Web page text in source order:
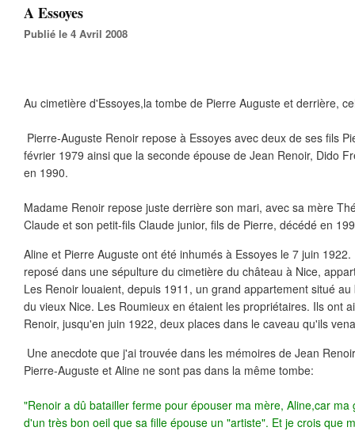
A Essoyes
Publié le 4 Avril 2008
Au cimetière d'Essoyes,la tombe de Pierre Auguste et derrière,
Pierre-Auguste Renoir repose à Essoyes avec deux de ses fils
février 1979 ainsi que la seconde épouse de Jean Renoir, Dido
en 1990.
Madame Renoir repose juste derrière son mari, avec sa mère
Claude et son petit-fils Claude junior, fils de Pierre, décédé en
Aline et Pierre Auguste ont été inhumés à Essoyes le 7 juin
reposé dans une sépulture du cimetière du château à Nice,
Les Renoir louaient, depuis 1911, un grand appartement situé
du vieux Nice. Les Roumieux en étaient les propriétaires. Ils ont
Renoir, jusqu'en juin 1922, deux places dans le caveau qu'ils
Une anecdote que j'ai trouvée dans les mémoires de Jean
Pierre-Auguste et Aline ne sont pas dans la même tombe:
"Renoir a dû batailler ferme pour épouser ma mère, Aline,car
d'un très bon oeil que sa fille épouse un "artiste". Et je crois que